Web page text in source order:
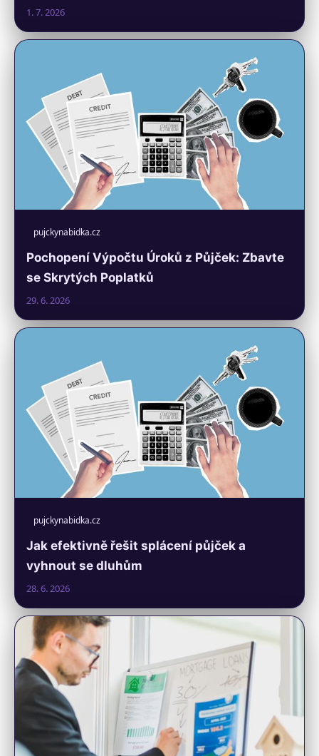
1. 7. 2026
pujckynabidka.cz
Pochopení Výpočtu Úroků z Půjček: Zbavte
se Skrytých Poplatků
29. 6. 2026
pujckynabidka.cz
Jak efektivně řešit splácení půjček a
vyhnout se dluhům
28. 6. 2026